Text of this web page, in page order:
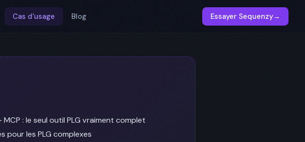
Cas d'usage Blog Essayer Sequenzy→
: le seul outil PLG vraiment complet
pour les PLG complexes